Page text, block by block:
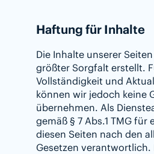
Haftung für Inhalte
Die Inhalte unserer
größter Sorgfalt erstellt.
Vollständigkeit und
können wir jedoch keine
übernehmen. Als
gemäß § 7 Abs.1 TMG für
diesen Seiten nach den
Gesetzen verantwortlich.